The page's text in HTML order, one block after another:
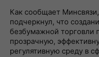
Как сообщает
подчеркнул, что
безбумажной торговли
прозрачную,
регулятивную среду в